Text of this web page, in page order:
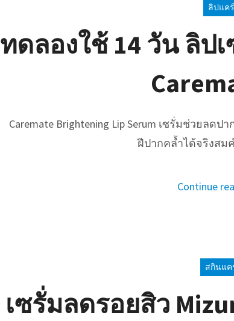
ลิปแคร์
ทดลองใช้ 14 วัน ลิป
Caremate Brightening Lip Serum เซรั่มช่วยล
ฝีปากคล้ำได้จริงสม
Continue
สกินแค
เซรั่มลดรอยสิว